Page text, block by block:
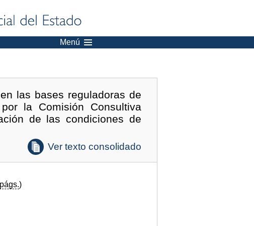
Menú
las bases reguladoras de
la Comisión Consultiva
de las condiciones de
Ver texto consolidado
págs.)